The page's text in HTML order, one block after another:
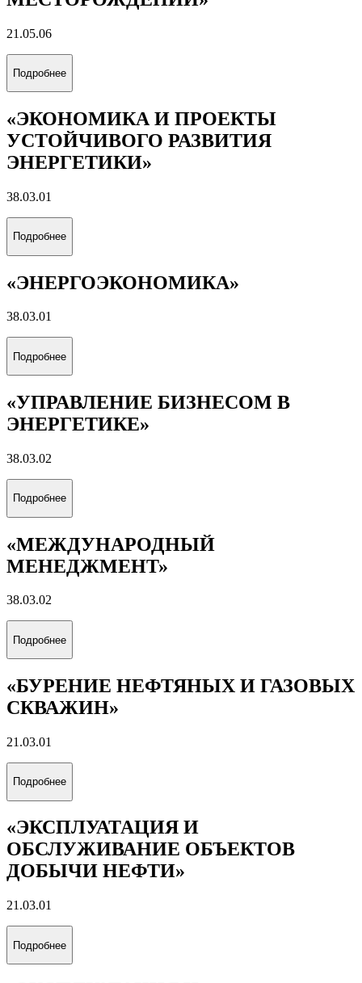
«РАЗРАБОТКА И ЭКСПЛУАТАЦИЯ
НЕФТЯНЫХ МЕСТОРОЖДЕНИЙ»
21.05.06
Подробнее
«РАЗРАБОТКА И ЭКСПЛУАТАЦИЯ
ГАЗОВЫХ И ГАЗОКОНДЕНСАТНЫХ
МЕСТОРОЖДЕНИЙ»
21.05.06
Подробнее
«ЭКОНОМИКА И ПРОЕКТЫ
УСТОЙЧИВОГО РАЗВИТИЯ
ЭНЕРГЕТИКИ»
«ЭНЕРГОЭКОНОМИКА»
38.03.01
Подробнее
«УПРАВЛЕНИЕ БИЗНЕСОМ В
ЭНЕРГЕТИКЕ»
38.03.02
Подробнее
«МЕЖДУНАРОДНЫЙ
МЕНЕДЖМЕНТ»
38.03.02
«БУРЕНИЕ НЕФТЯНЫХ И ГАЗОВЫХ
СКВАЖИН»